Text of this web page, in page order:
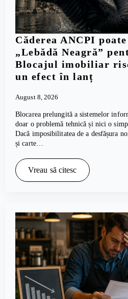
Căderea ANCPI
„Lebădă Neagră”
Blocajul imobiliar
un efect în lanț
August 8, 2026
Blocarea prelungită a sistemelor
doar o problemă tehnică și nici o
Dacă imposibilitatea de a desfășura
și carte…
Vreau să citesc